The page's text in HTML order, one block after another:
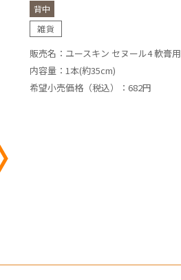
背中
雑貨
販売名：ユースキン セヌール4 軟膏用
内容量：1本(約35cm)
希望小売価格（税込）：682円